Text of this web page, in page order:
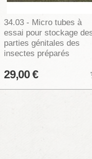
34.03 - Micro tubes à
essai pour stockage
parties génitales des
insectes préparés
29,00 €